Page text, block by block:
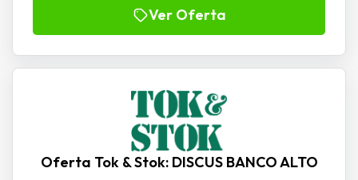
Ver Oferta
Oferta Tok & Stok: DISCUS BANCO ALTO